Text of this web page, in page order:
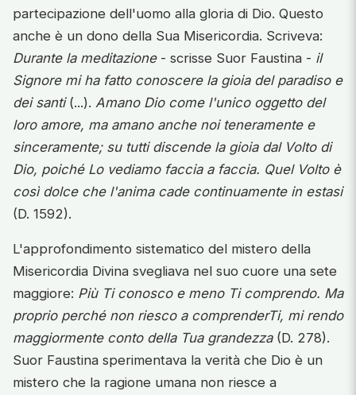
partecipazione dell'uomo alla gloria di Dio. Questo
anche è un dono della Sua Misericordia. Scriveva:
Durante la meditazione- scrisse Suor Faustina - il
Signore mi ha fatto conoscere la gioia del paradiso e
dei santi(...). Amano Dio come l'unico oggetto del
loro amore, ma amano anche noi teneramente e
sinceramente; su tutti discende la gioia dal Volto di
Dio, poiché Lo vediamo faccia a faccia. Quel Volto è
così dolce che l'anima cade continuamente in estasi
(D. 1592).
L'approfondimento sistematico del mistero della
Misericordia Divina svegliava nel suo cuore una sete
maggiore: Più Ti conosco e meno Ti comprendo. Ma
proprio perché non riesco a comprenderTi, mi rendo
maggiormente conto della Tua grandezza(D. 278).
Suor Faustina sperimentava la verità che Dio è un
mistero che la ragione umana non riesce a